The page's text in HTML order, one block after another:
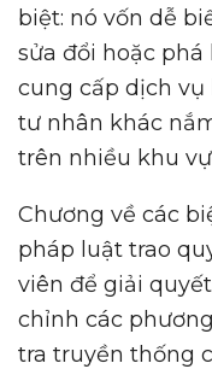
biệt: nó vốn dễ
sửa đổi hoặc phá
cung cấp dịch
tư nhân khác
trên nhiều khu
Chương về các
pháp luật trao
viên để giải
chỉnh các
tra truyền thống